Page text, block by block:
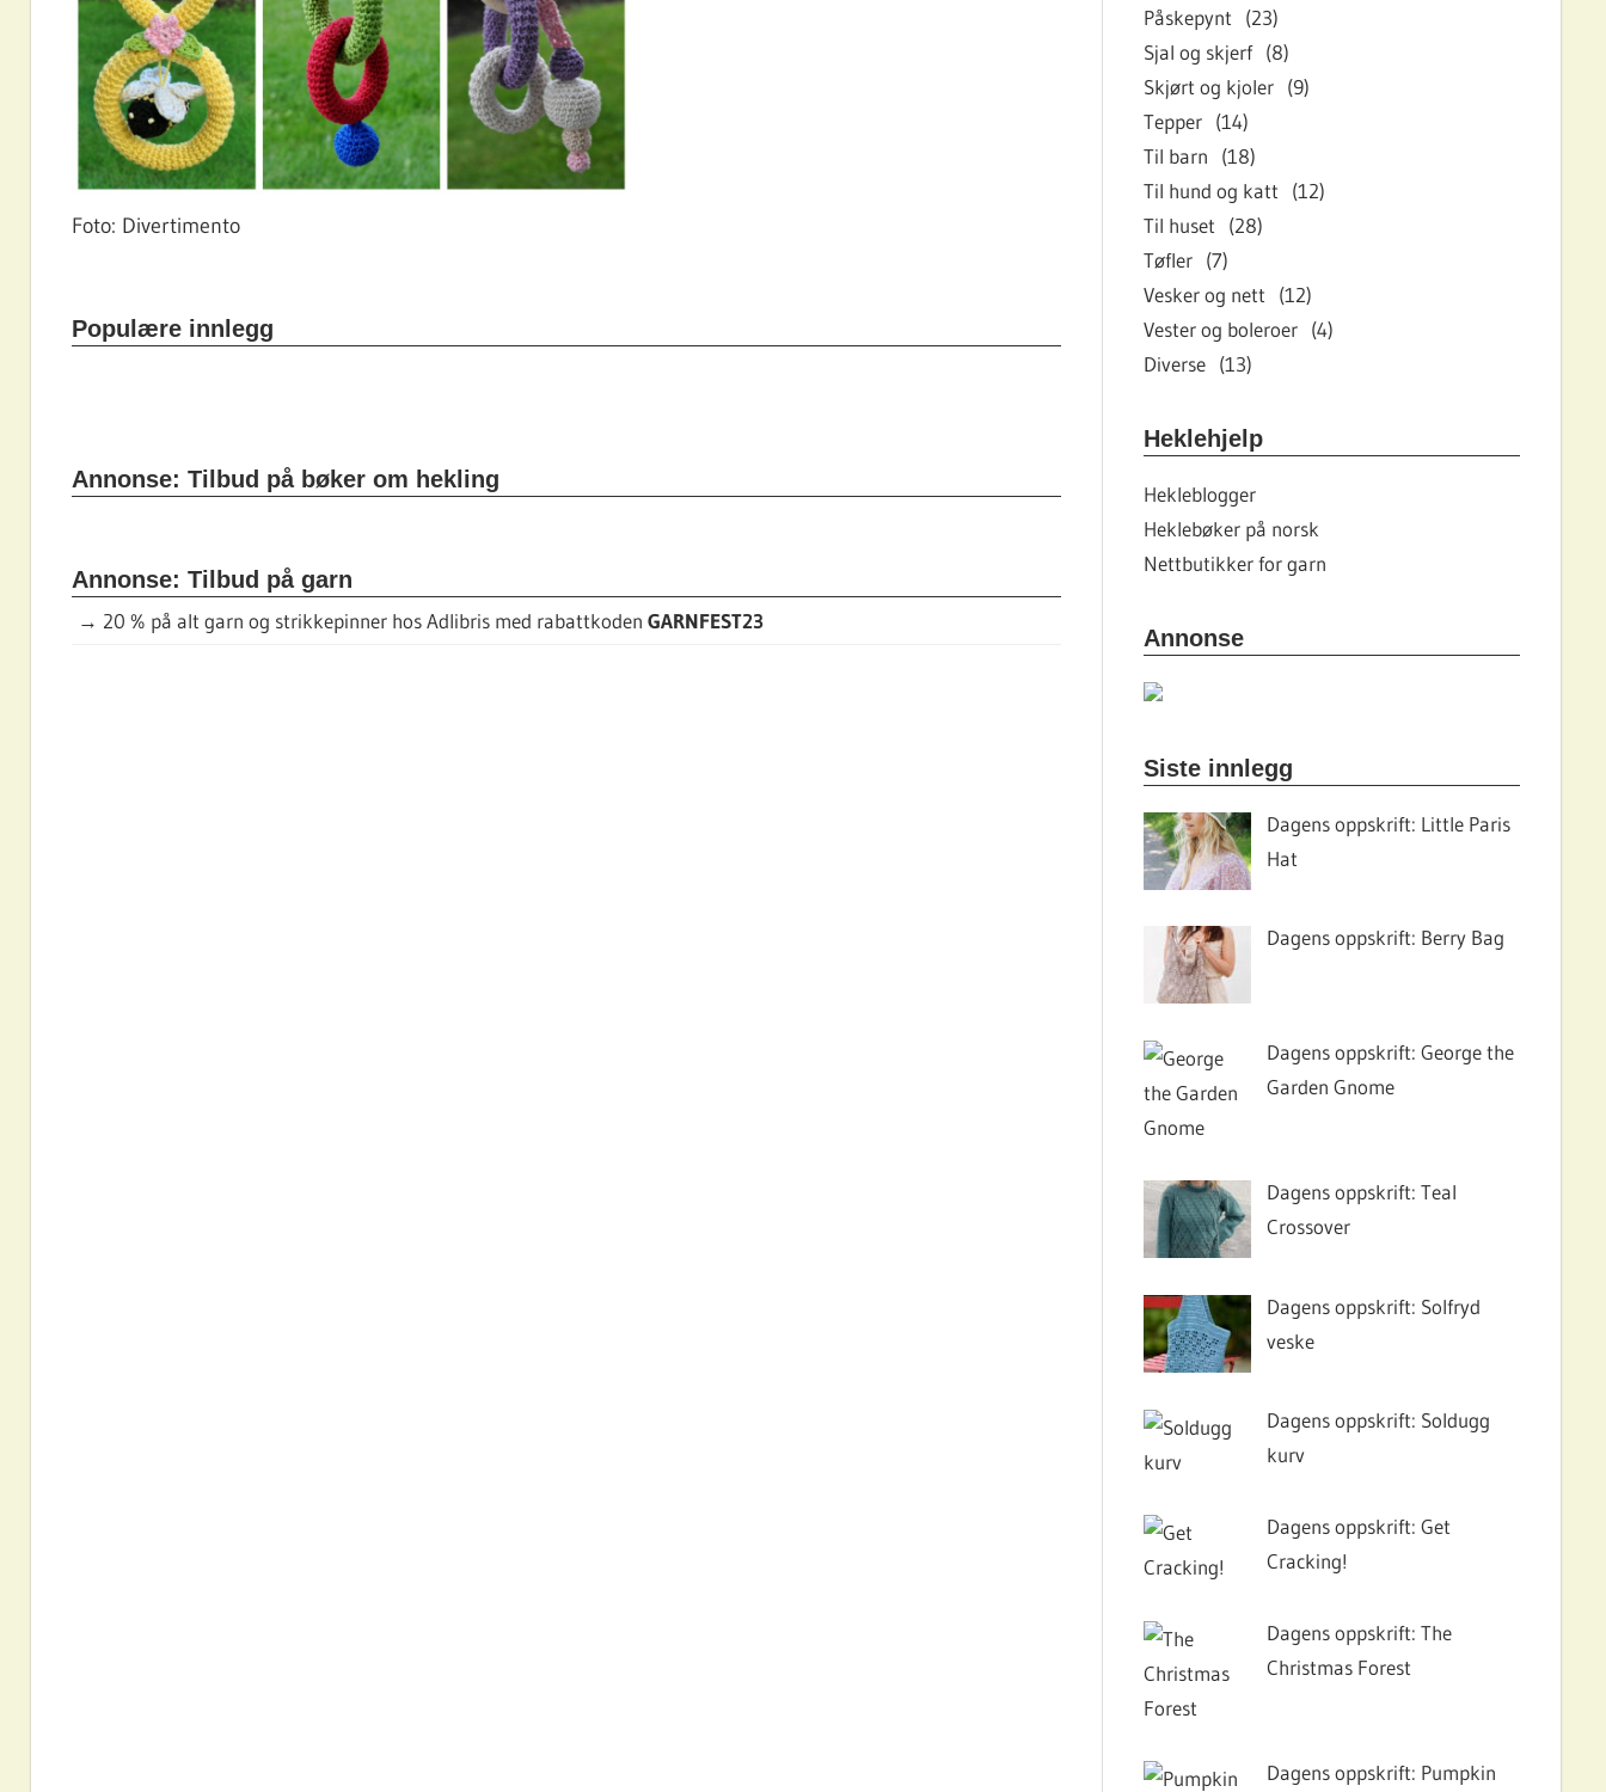
Foto: Divertimento
Populære innlegg
Annonse: Tilbud på bøker om hekling
Annonse: Tilbud på garn
→ 20 % på alt garn og strikkepinner hos Adlibris med rabattkoden GARNFEST23
Påskepynt (23)
Sjal og skjerf (8)
Skjørt og kjoler (9)
Tepper (14)
Til barn (18)
Til hund og katt (12)
Til huset (28)
Tøfler (7)
Vesker og nett (12)
Vester og boleroer (4)
Diverse (13)
Heklehjelp
Hekleblogger
Heklebøker på norsk
Nettbutikker for garn
Annonse
Siste innlegg
Dagens oppskrift: Little Paris
Hat
Dagens oppskrift: Berry Bag
Dagens oppskrift: George the
Garden Gnome
Dagens oppskrift: Teal
Crossover
Dagens oppskrift: Solfryd
veske
Dagens oppskrift: Soldugg
kurv
Dagens oppskrift: Get
Cracking!
Dagens oppskrift: The
Christmas Forest
Dagens oppskrift: Pumpkin